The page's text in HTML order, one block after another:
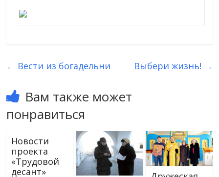
← Вести из богадельни Выбери жизнь! →
Вам также может
понравиться
Новости
проекта
«Трудовой
десант»